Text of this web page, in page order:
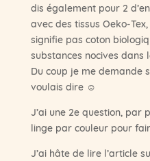
dis également pour 2
avec des tissus Oeko-
signifie pas coton
substances nocives dans
Du coup je me demande
voulais dire ☺
J’ai une 2e question, par
linge par couleur pour
J’ai hâte de lire l’article